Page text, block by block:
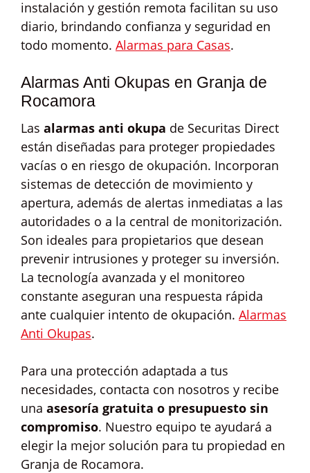
instalación y gestión remota facilitan su uso
diario, brindando confianza y seguridad en
todo momento. Alarmas para Casas.
Alarmas Anti Okupas en Granja de
Rocamora
Las alarmas anti okupa de Securitas Direct
están diseñadas para proteger propiedades
vacías o en riesgo de okupación. Incorporan
sistemas de detección de movimiento y
apertura, además de alertas inmediatas a las
autoridades o a la central de monitorización.
Son ideales para propietarios que desean
prevenir intrusiones y proteger su inversión.
La tecnología avanzada y el monitoreo
constante aseguran una respuesta rápida
ante cualquier intento de okupación. Alarmas
Anti Okupas.
Para una protección adaptada a tus
necesidades, contacta con nosotros y recibe
una asesoría gratuita o presupuesto sin
compromiso. Nuestro equipo te ayudará a
elegir la mejor solución para tu propiedad en
Granja de Rocamora.